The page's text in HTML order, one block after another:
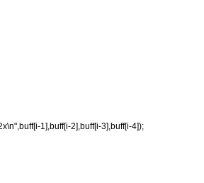
1],buff[i-2],buff[i-3],buff[i-4]);